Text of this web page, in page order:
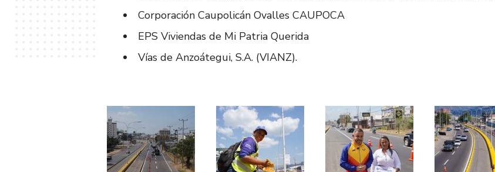
Corporación Caupolicán Ovalles CAUPOCA
EPS Viviendas de Mi Patria Querida
Vías de Anzoátegui, S.A. (VIANZ).